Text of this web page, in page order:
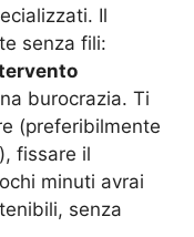
Il
senza fili:
burocrazia. Ti
(preferibilmente
fissare il
minuti avrai
senza